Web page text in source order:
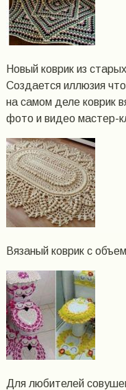
Новый коврик из
Создается иллюзия
на самом деле коврик
фото и видео мастер-
Вязаный коврик с
Для любителей